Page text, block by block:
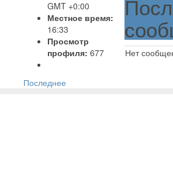
GMT +0:00
Местное время:
16:33
Просмотр
профиля: 677 Нет
Последнее